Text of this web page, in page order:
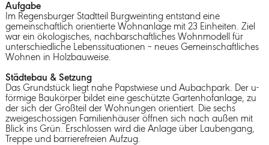
Aufgabe
Im Regensburger Stadtteil Burgweinting entstand eine
gemeinschaftlich orientierte Wohnanlage mit 23 Einheiten. Ziel
war ein ökologisches, nachbarschaftliches Wohnmodell für
unterschiedliche Lebenssituationen – neues Gemeinschaftliches
Wohnen in Holzbauweise.
Städtebau & Setzung
Das Grundstück liegt nahe Papstwiese und Aubachpark. Der u-
förmige Baukörper bildet eine geschützte Gartenhofanlage, zu
der sich der Großteil der Wohnungen orientiert. Die sechs
zweigeschossigen Familienhäuser öffnen sich nach außen mit
Blick ins Grün. Erschlossen wird die Anlage über Laubengang,
Treppe und barrierefreien Aufzug.